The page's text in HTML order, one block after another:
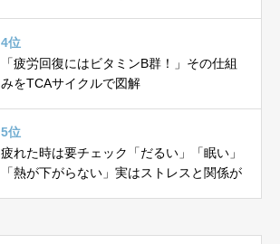
4位
「疲労回復にはビタミンB群！」その仕組
みをTCAサイクルで図解
5位
疲れた時は要チェック「だるい」「眠い」
「熱が下がらない」実はストレスと関係が